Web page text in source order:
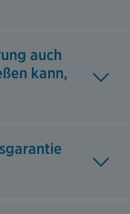
auch
kann,